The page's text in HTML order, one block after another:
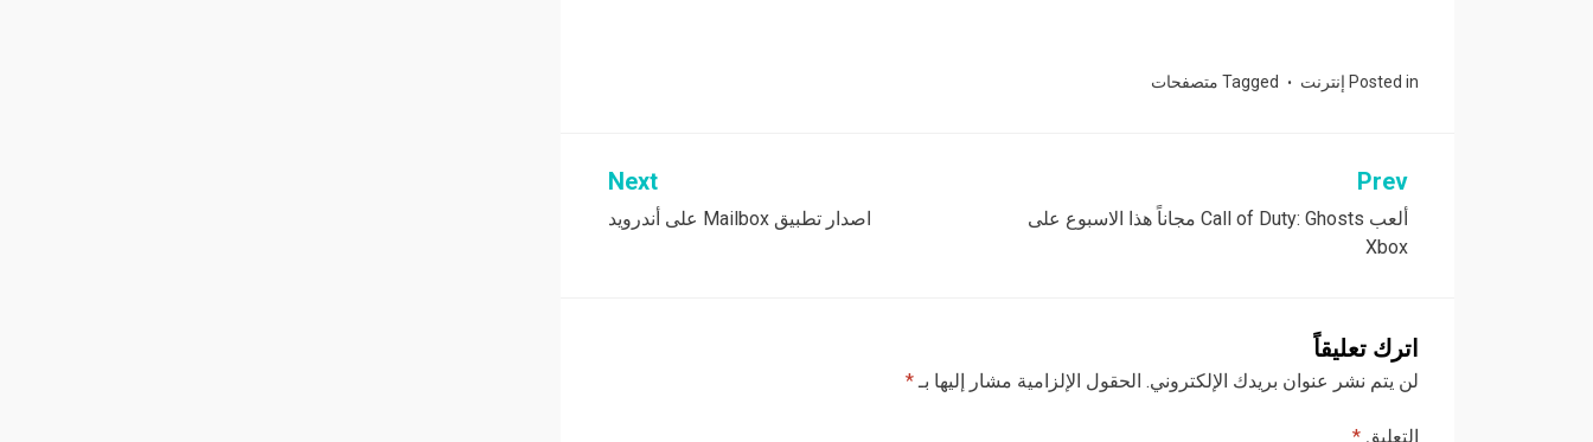
Posted in إنترنت Tagged متصفحات
تصفّح
المقالات
Prev
ألعب Call of Duty: Ghosts مجاناً هذا الاسبوع على
Xbox
Next
اصدار تطبيق Mailbox على أندرويد
اترك تعليقاً
لن يتم نشر عنوان بريدك الإلكتروني. الحقول الإلزامية مشار إليها بـ*
التعليق *